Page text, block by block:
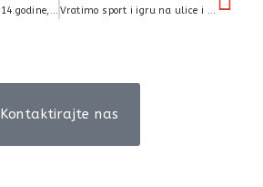
Svjetski dan srca 2014.godine, skup “Manje soli-više zdravlja” Vratimo sport i igru na ulice i u parkove
Kontaktirajte nas